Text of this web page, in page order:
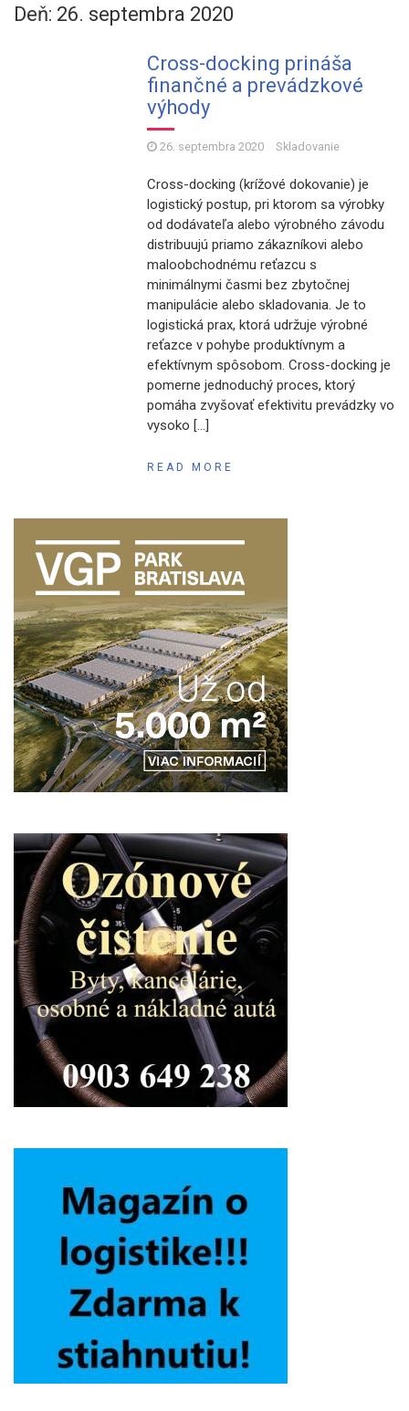
Deň: 26. septembra 2020
Cross-docking prináša
finančné a prevádzkové
výhody
26. septembra 2020 Skladovanie
Cross-docking (krížové dokovanie) je
logistický postup, pri ktorom sa výrobky
od dodávateľa alebo výrobného závodu
distribuujú priamo zákazníkovi alebo
maloobchodnému reťazcu s
minimálnymi časmi bez zbytočnej
manipulácie alebo skladovania. Je to
logistická prax, ktorá udržuje výrobné
reťazce v pohybe produktívnym a
efektívnym spôsobom. Cross-docking je
pomerne jednoduchý proces, ktorý
pomáha zvyšovať efektivitu prevádzky vo
vysoko […]
READ MORE